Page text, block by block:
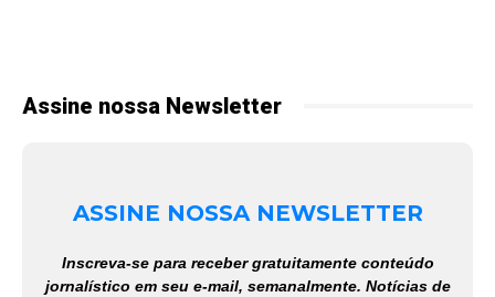
Assine nossa Newsletter
ASSINE NOSSA NEWSLETTER
Inscreva-se para receber gratuitamente conteúdo
jornalístico em seu e-mail, semanalmente. Notícias de